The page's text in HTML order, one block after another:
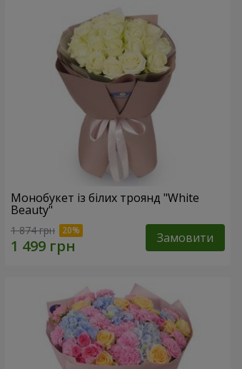
Монобукет із білих троянд "White
Beauty"
1 874 грн Замовити